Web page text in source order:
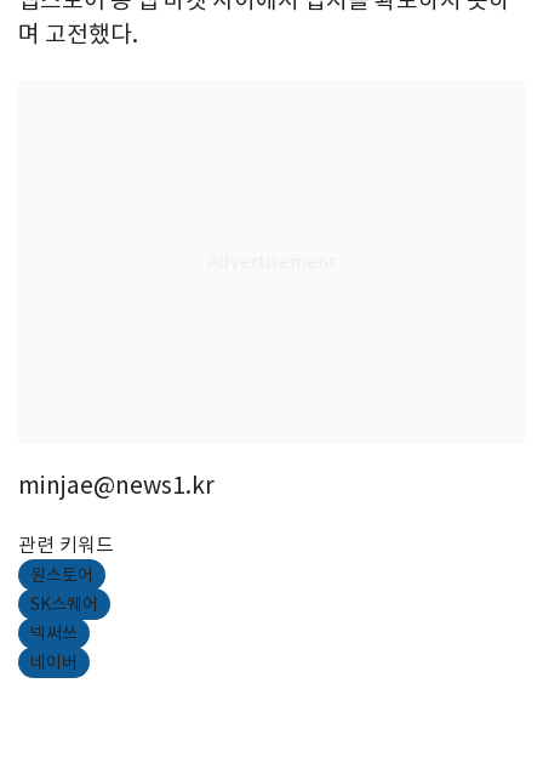
며 고전했다.
minjae@news1.kr
관련 키워드
원스토어
SK스퀘어
넥써쓰
네이버